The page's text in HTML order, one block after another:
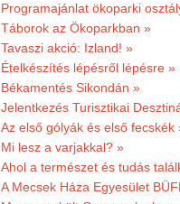
Programajánlat ökoparki
Táborok az Ökoparkban »
Tavaszi akció: Izland! »
Ételkészítés lépésről lépésre »
Békamentés Sikondán »
Jelentkezés Turisztikai
Az első gólyák és első fecskék
Mi lesz a varjakkal? »
Ahol a természet és tudás
A Mecsek Háza Egyesület